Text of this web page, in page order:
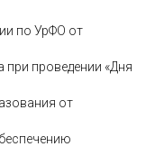
по УрФО от
проведении «Дня
от